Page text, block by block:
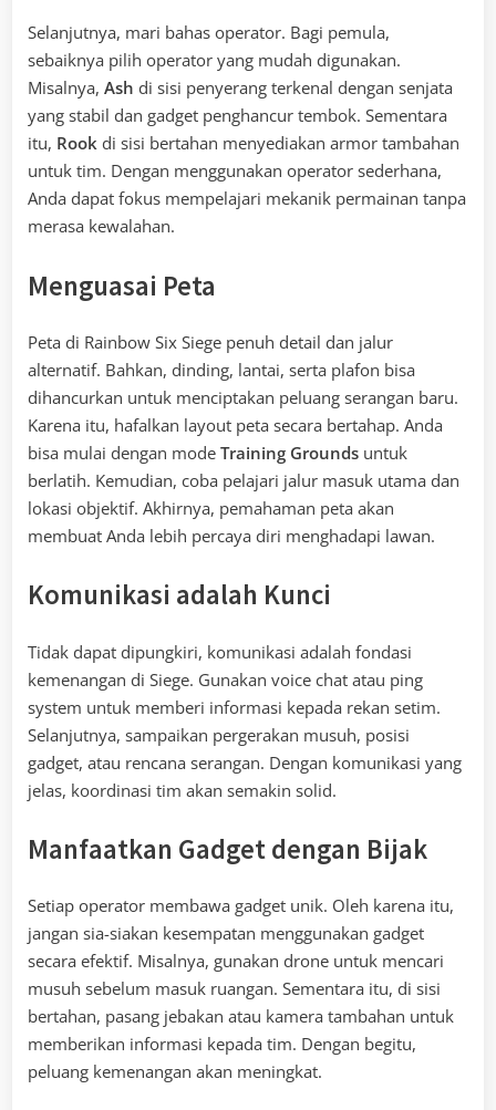
Selanjutnya, mari bahas operator. Bagi pemula,
sebaiknya pilih operator yang mudah digunakan.
Misalnya, Ash di sisi penyerang terkenal dengan senjata
yang stabil dan gadget penghancur tembok. Sementara
itu, Rook di sisi bertahan menyediakan armor tambahan
untuk tim. Dengan menggunakan operator sederhana,
Anda dapat fokus mempelajari mekanik permainan tanpa
merasa kewalahan.
Menguasai Peta
Peta di Rainbow Six Siege penuh detail dan jalur
alternatif. Bahkan, dinding, lantai, serta plafon bisa
dihancurkan untuk menciptakan peluang serangan baru.
Karena itu, hafalkan layout peta secara bertahap. Anda
bisa mulai dengan mode Training Grounds untuk
berlatih. Kemudian, coba pelajari jalur masuk utama dan
lokasi objektif. Akhirnya, pemahaman peta akan
membuat Anda lebih percaya diri menghadapi lawan.
Komunikasi adalah Kunci
Tidak dapat dipungkiri, komunikasi adalah fondasi
kemenangan di Siege. Gunakan voice chat atau ping
system untuk memberi informasi kepada rekan setim.
Selanjutnya, sampaikan pergerakan musuh, posisi
gadget, atau rencana serangan. Dengan komunikasi yang
jelas, koordinasi tim akan semakin solid.
Manfaatkan Gadget dengan Bijak
Setiap operator membawa gadget unik. Oleh karena itu,
jangan sia-siakan kesempatan menggunakan gadget
secara efektif. Misalnya, gunakan drone untuk mencari
musuh sebelum masuk ruangan. Sementara itu, di sisi
bertahan, pasang jebakan atau kamera tambahan untuk
memberikan informasi kepada tim. Dengan begitu,
peluang kemenangan akan meningkat.